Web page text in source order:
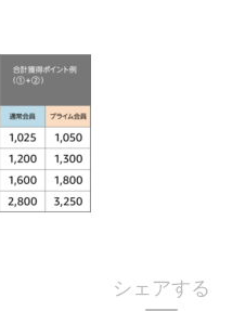
シェアする